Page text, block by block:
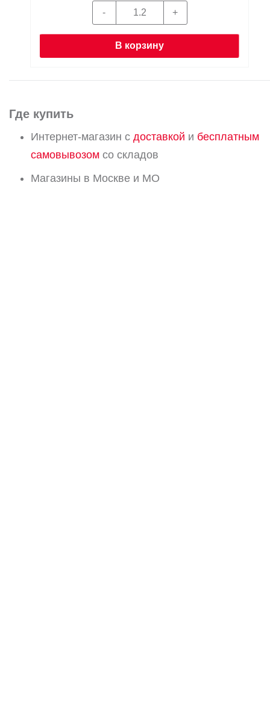
В корзину
Где купить
Интернет-магазин с доставкой и бесплатным
самовывозом со складов
Магазины в Москве и МО